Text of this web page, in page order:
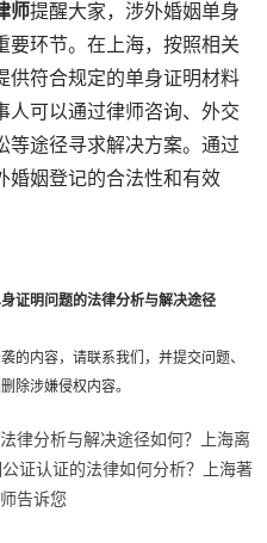
师提醒大家，涉外婚姻单身
要环节。在上海，按照相关
供符合规定的单身证明材料
人可以通过律师咨询、外交
等途径寻求解决方案。通过
婚姻登记的合法性和有效
证明问题的法律分析与解决途径
的内容，请联系我们，并提交问题、
除涉嫌侵权内容。
律分析与解决途径如何？上海离
证认证的法律如何分析？上海著
告诉您